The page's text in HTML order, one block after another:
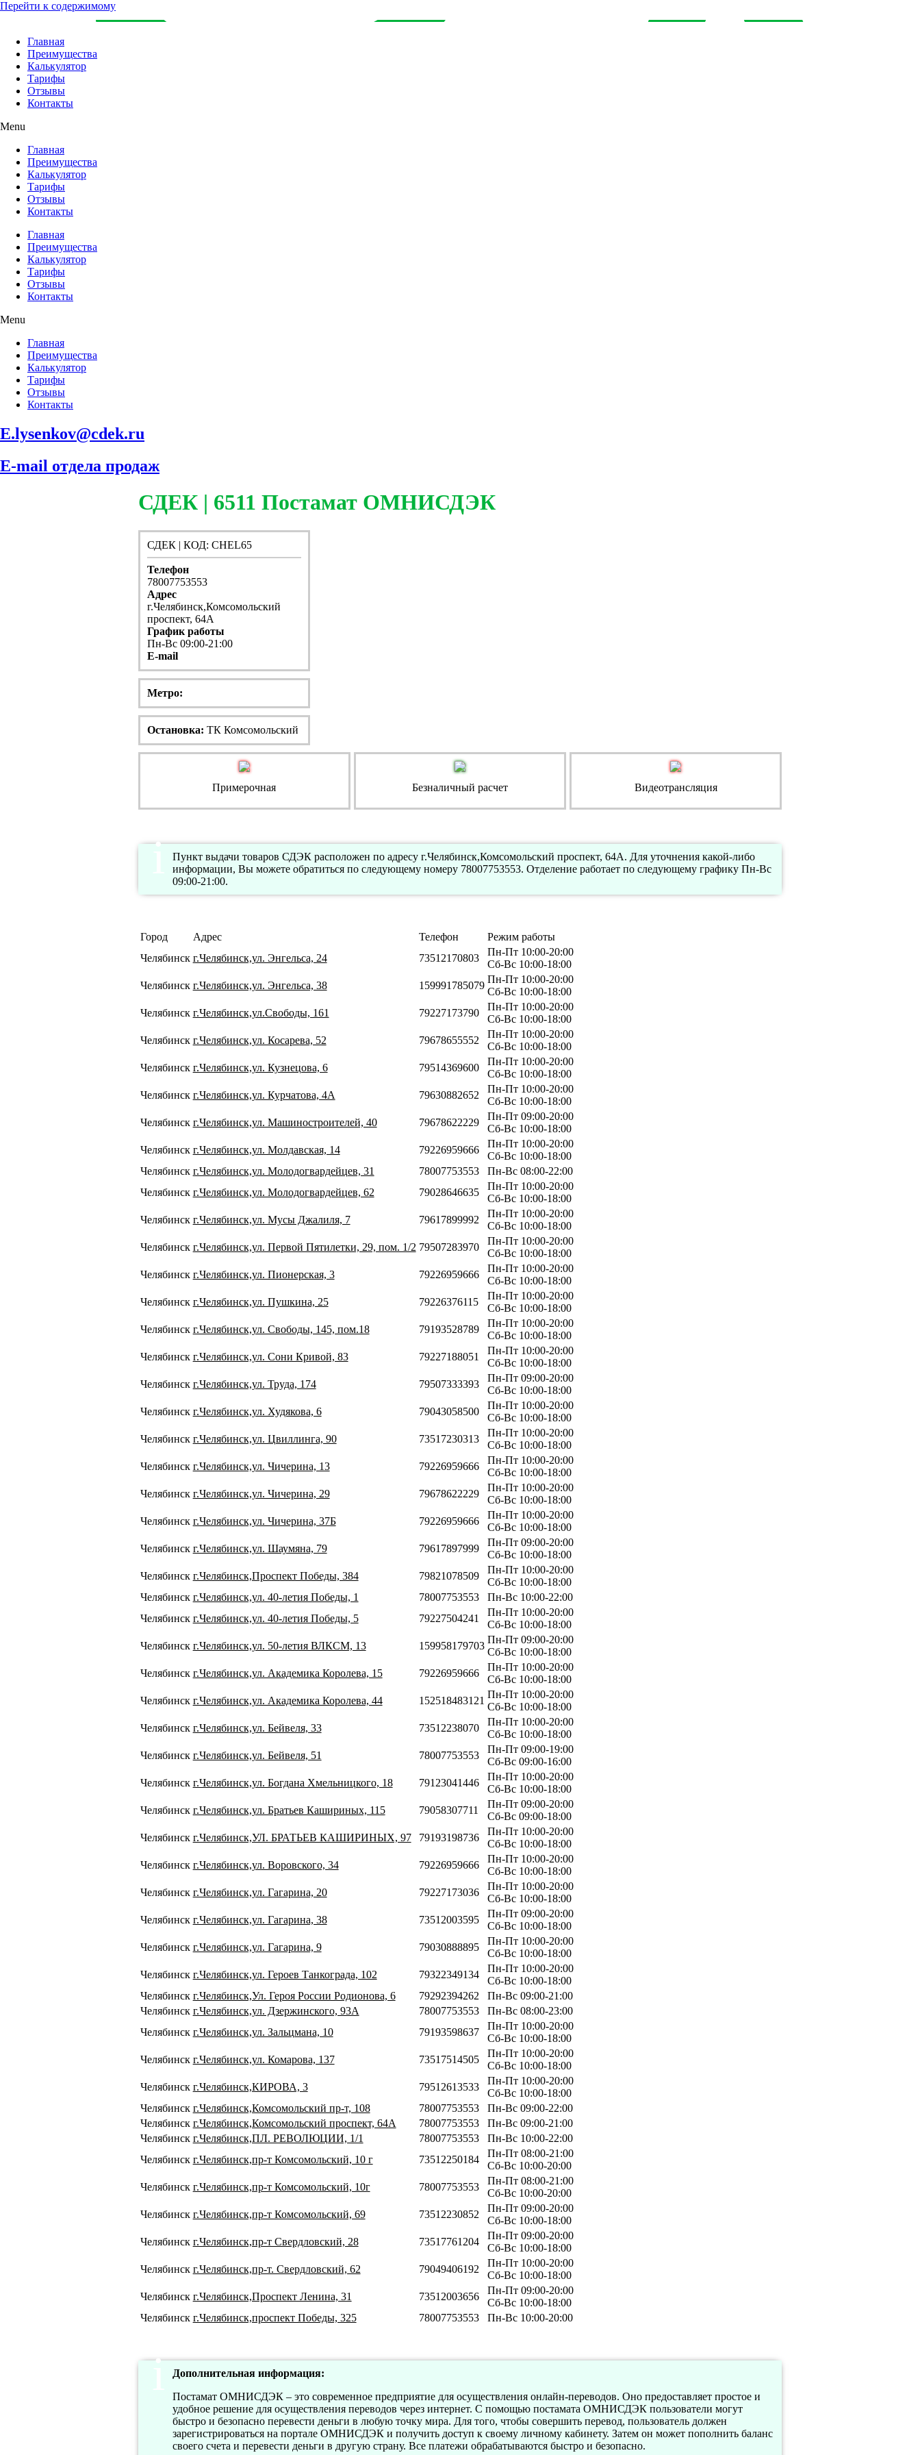
Перейти к содержимому
Главная
Преимущества
Калькулятор
Тарифы
Отзывы
Контакты
Menu
Главная
Преимущества
Калькулятор
Тарифы
Отзывы
Контакты
Главная
Преимущества
Калькулятор
Тарифы
Отзывы
Контакты
Menu
Главная
Преимущества
Калькулятор
Тарифы
Отзывы
Контакты
E.lysenkov@cdek.ru
E-mail отдела продаж
СДЕК | 6511 Постамат ОМНИСДЭК
СДЕК | КОД: CHEL65
Телефон
78007753553
Адрес
г.Челябинск,Комсомольский
проспект, 64А
График работы
Пн-Вс 09:00-21:00
E-mail
Метро:
Остановка: ТК Комсомольский
Примерочная Безналичный расчет Видеотрансляция
Пункт выдачи товаров СДЭК расположен по адресу г.Челябинск,Комсомольский проспект, 64А. Для уточнения какой-либо
информации, Вы можете обратиться по следующему номеру 78007753553. Отделение работает по следующему графику Пн-Вс
09:00-21:00.
Город Адрес Телефон
Режим работы
Челябинск г.Челябинск,ул. Энгельса, 24 73512170803
Пн-Пт 10:00-20:00
Сб-Вс 10:00-18:00
Челябинск г.Челябинск,ул. Энгельса, 38 159991785079
Пн-Пт 10:00-20:00
Сб-Вс 10:00-18:00
Челябинск г.Челябинск,ул.Свободы, 161 79227173790
Пн-Пт 10:00-20:00
Сб-Вс 10:00-18:00
Челябинск г.Челябинск,ул. Косарева, 52 79678655552
Пн-Пт 10:00-20:00
Сб-Вс 10:00-18:00
Челябинск г.Челябинск,ул. Кузнецова, 6 79514369600
Пн-Пт 10:00-20:00
Сб-Вс 10:00-18:00
Челябинск г.Челябинск,ул. Курчатова, 4А 79630882652
Пн-Пт 10:00-20:00
Сб-Вс 10:00-18:00
Челябинск г.Челябинск,ул. Машиностроителей, 40 79678622229
Пн-Пт 09:00-20:00
Сб-Вс 10:00-18:00
Челябинск г.Челябинск,ул. Молдавская, 14 79226959666
Пн-Пт 10:00-20:00
Сб-Вс 10:00-18:00
Челябинск г.Челябинск,ул. Молодогвардейцев, 31 78007753553
Пн-Вс 08:00-22:00
Челябинск г.Челябинск,ул. Молодогвардейцев, 62 79028646635
Пн-Пт 10:00-20:00
Сб-Вс 10:00-18:00
Челябинск г.Челябинск,ул. Мусы Джалиля, 7 79617899992
Пн-Пт 10:00-20:00
Сб-Вс 10:00-18:00
Челябинск г.Челябинск,ул. Первой Пятилетки, 29, пом. 1/2 79507283970
Пн-Пт 10:00-20:00
Сб-Вс 10:00-18:00
Челябинск г.Челябинск,ул. Пионерская, 3 79226959666
Пн-Пт 10:00-20:00
Сб-Вс 10:00-18:00
Челябинск г.Челябинск,ул. Пушкина, 25 79226376115
Пн-Пт 10:00-20:00
Сб-Вс 10:00-18:00
Челябинск г.Челябинск,ул. Свободы, 145, пом.18 79193528789
Пн-Пт 10:00-20:00
Сб-Вс 10:00-18:00
Челябинск г.Челябинск,ул. Сони Кривой, 83 79227188051
Пн-Пт 10:00-20:00
Сб-Вс 10:00-18:00
Челябинск г.Челябинск,ул. Труда, 174 79507333393
Пн-Пт 09:00-20:00
Сб-Вс 10:00-18:00
Челябинск г.Челябинск,ул. Худякова, 6 79043058500
Пн-Пт 10:00-20:00
Сб-Вс 10:00-18:00
Челябинск г.Челябинск,ул. Цвиллинга, 90 73517230313
Пн-Пт 10:00-20:00
Сб-Вс 10:00-18:00
Челябинск г.Челябинск,ул. Чичерина, 13 79226959666
Пн-Пт 10:00-20:00
Сб-Вс 10:00-18:00
Челябинск г.Челябинск,ул. Чичерина, 29 79678622229
Пн-Пт 10:00-20:00
Сб-Вс 10:00-18:00
Челябинск г.Челябинск,ул. Чичерина, 37Б 79226959666
Пн-Пт 10:00-20:00
Сб-Вс 10:00-18:00
Челябинск г.Челябинск,ул. Шаумяна, 79 79617897999
Пн-Пт 09:00-20:00
Сб-Вс 10:00-18:00
Челябинск г.Челябинск,Проспект Победы, 384 79821078509
Пн-Пт 10:00-20:00
Сб-Вс 10:00-18:00
Челябинск г.Челябинск,ул. 40-летия Победы, 1 78007753553
Пн-Вс 10:00-22:00
Челябинск г.Челябинск,ул. 40-летия Победы, 5 79227504241
Пн-Пт 10:00-20:00
Сб-Вс 10:00-18:00
Челябинск г.Челябинск,ул. 50-летия ВЛКСМ, 13 159958179703
Пн-Пт 09:00-20:00
Сб-Вс 10:00-18:00
Челябинск г.Челябинск,ул. Академика Королева, 15 79226959666
Пн-Пт 10:00-20:00
Сб-Вс 10:00-18:00
Челябинск г.Челябинск,ул. Академика Королева, 44 152518483121
Пн-Пт 10:00-20:00
Сб-Вс 10:00-18:00
Челябинск г.Челябинск,ул. Бейвеля, 33 73512238070
Пн-Пт 10:00-20:00
Сб-Вс 10:00-18:00
Челябинск г.Челябинск,ул. Бейвеля, 51 78007753553
Пн-Пт 09:00-19:00
Сб-Вс 09:00-16:00
Челябинск г.Челябинск,ул. Богдана Хмельницкого, 18 79123041446
Пн-Пт 10:00-20:00
Сб-Вс 10:00-18:00
Челябинск г.Челябинск,ул. Братьев Кашириных, 115 79058307711
Пн-Пт 09:00-20:00
Сб-Вс 09:00-18:00
Челябинск г.Челябинск,УЛ. БРАТЬЕВ КАШИРИНЫХ, 97 79193198736
Пн-Пт 10:00-20:00
Сб-Вс 10:00-18:00
Челябинск г.Челябинск,ул. Воровского, 34 79226959666
Пн-Пт 10:00-20:00
Сб-Вс 10:00-18:00
Челябинск г.Челябинск,ул. Гагарина, 20 79227173036
Пн-Пт 10:00-20:00
Сб-Вс 10:00-18:00
Челябинск г.Челябинск,ул. Гагарина, 38 73512003595
Пн-Пт 09:00-20:00
Сб-Вс 10:00-18:00
Челябинск г.Челябинск,ул. Гагарина, 9 79030888895
Пн-Пт 10:00-20:00
Сб-Вс 10:00-18:00
Челябинск г.Челябинск,ул. Героев Танкограда, 102 79322349134
Пн-Пт 10:00-20:00
Сб-Вс 10:00-18:00
Челябинск г.Челябинск,Ул. Героя России Родионова, 6 79292394262
Пн-Вс 09:00-21:00
Челябинск г.Челябинск,ул. Дзержинского, 93А 78007753553
Пн-Вс 08:00-23:00
Челябинск г.Челябинск,ул. Зальцмана, 10 79193598637
Пн-Пт 10:00-20:00
Сб-Вс 10:00-18:00
Челябинск г.Челябинск,ул. Комарова, 137 73517514505
Пн-Пт 10:00-20:00
Сб-Вс 10:00-18:00
Челябинск г.Челябинск,КИРОВА, 3 79512613533
Пн-Пт 10:00-20:00
Сб-Вс 10:00-18:00
Челябинск г.Челябинск,Комсомольский пр-т, 108 78007753553
Пн-Вс 09:00-22:00
Челябинск г.Челябинск,Комсомольский проспект, 64А 78007753553
Пн-Вс 09:00-21:00
Челябинск г.Челябинск,ПЛ. РЕВОЛЮЦИИ, 1/1 78007753553
Пн-Вс 10:00-22:00
Челябинск г.Челябинск,пр-т Комсомольский, 10 г 73512250184
Пн-Пт 08:00-21:00
Сб-Вс 10:00-20:00
Челябинск г.Челябинск,пр-т Комсомольский, 10г 78007753553
Пн-Пт 08:00-21:00
Сб-Вс 10:00-20:00
Челябинск г.Челябинск,пр-т Комсомольский, 69 73512230852
Пн-Пт 09:00-20:00
Сб-Вс 10:00-18:00
Челябинск г.Челябинск,пр-т Свердловский, 28 73517761204
Пн-Пт 09:00-20:00
Сб-Вс 10:00-18:00
Челябинск г.Челябинск,пр-т. Свердловский, 62 79049406192
Пн-Пт 10:00-20:00
Сб-Вс 10:00-18:00
Челябинск г.Челябинск,Проспект Ленина, 31 73512003656
Пн-Пт 09:00-20:00
Сб-Вс 10:00-18:00
Челябинск г.Челябинск,проспект Победы, 325 78007753553 Пн-Вс 10:00-20:00
Дополнительная информация:
Постамат ОМНИСДЭК – это современное предприятие для осуществления онлайн-переводов. Оно предоставляет простое и
удобное решение для осуществления переводов через интернет. С помощью постамата ОМНИСДЭК пользователи могут
быстро и безопасно перевести деньги в любую точку мира. Для того, чтобы совершить перевод, пользователь должен
зарегистрироваться на портале ОМНИСДЭК и получить доступ к своему личному кабинету. Затем он может пополнить баланс
своего счета и перевести деньги в другую страну. Все платежи обрабатываются быстро и безопасно.